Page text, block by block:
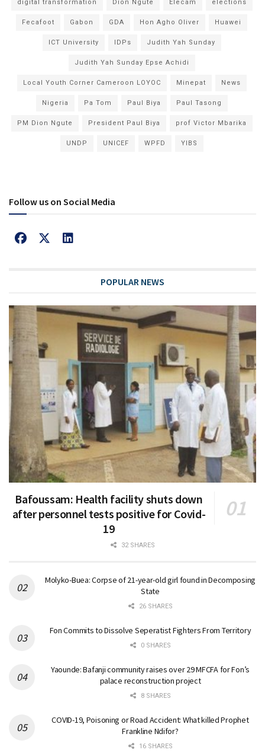
digital transformation Dion Ngute Elecam elections
Fecafoot Gabon GDA Hon Agho Oliver Huawei
ICT University IDPs Judith Yah Sunday
Judith Yah Sunday Epse Achidi
Local Youth Corner Cameroon LOYOC Minepat News
Nigeria Pa Tom Paul Biya Paul Tasong
PM Dion Ngute President Paul Biya prof Victor Mbarika
UNDP UNICEF WPFD YIBS
Follow us on Social Media
POPULAR NEWS
Bafoussam: Health facility shuts down
after personnel tests positive for Covid-
19
32 SHARES
Molyko-Buea: Corpse of 21-year-old girl found in Decomposing
State
26 SHARES
Fon Commits to Dissolve Seperatist Fighters From Territory
0 SHARES
Yaounde: Bafanji community raises over 29 MFCFA for Fon’s
palace reconstruction project
8 SHARES
COVID-19, Poisoning or Road Accident: What killed Prophet
Frankline Ndifor?
16 SHARES